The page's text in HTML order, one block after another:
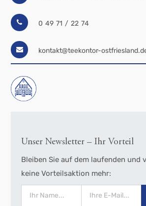
0 49 71 / 22 74
kontakt@teekontor-
Unser Newsletter – Ihr Vorteil
Bleiben Sie auf dem laufenden und
keine Vorteilsaktion mehr: